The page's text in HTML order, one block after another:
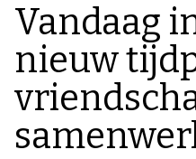
Vandaag
nieuw